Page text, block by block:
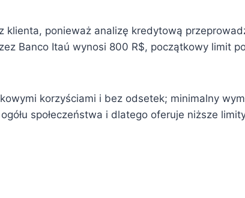
ponieważ analizę kredytową
Banco Itaú wynosi 800 R$, początkowy limit
korzyściami i bez odsetek; minimalny
społeczeństwa i dlatego oferuje niższe